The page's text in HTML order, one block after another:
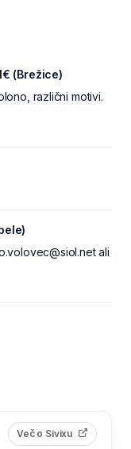
(Brežice)
različni motivi.
ali
Več o Sivixu (odpre